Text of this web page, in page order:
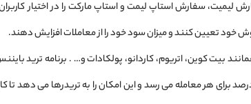
سفارش استاپ لیمت و استاپ مارکت را در اختیار
خود تعیین کنند و میزان سود خود را از معاملات افزایش دهند.
می ‌کند؛ همانند بیت کوین، اتریوم، کاردانو، پولکادات و… . برنامه
را در بین صرافی‌ های ارز دیجیتال دارد. کارمزد هایی که تا 1/0 درصد برای هر معامله می ‌رسد و این امکان